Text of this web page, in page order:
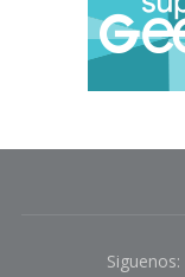
Siguenos: